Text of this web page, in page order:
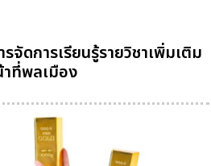
จัดการเรียนรู้รายวิชาเพิ่มเติม
ที่พลเมือง